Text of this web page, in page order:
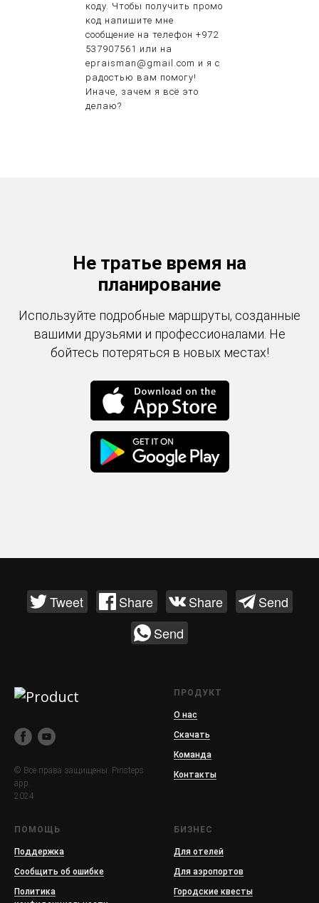
коду. Чтобы получить промо
код напишите мне
сообщение на телефон +972
537907561 или на
epraisman@gmail.com и я с
радостью вам помогу!
Иначе, зачем я всё это
делаю?
Не тратье время на
планирование
Используйте подробные маршруты, созданные
вашими друзьями и профессионалами. Не
бойтесь потеряться в новых местах!
Tweet Share Share
Send
Send
© Все права защищены. Pinsteps
app.
2024
ПРОДУКТ
О нас
Скачать
Команда
Контакты
ПОМОЩЬ
Поддержка
Сообщить об ошибке
Политика
БИЗНЕС
Для отелей
Для аэропортов
Городские квесты